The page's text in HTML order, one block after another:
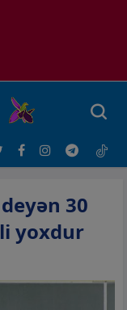
30
yoxdur